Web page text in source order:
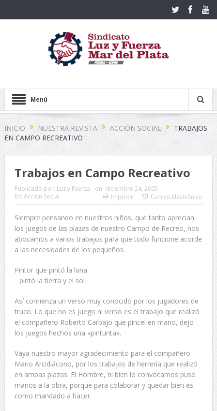
Menú
INICIO NUESTRA REVISTA ACCIÓN SOCIAL
TRABAJOS
EN CAMPO RECREATIVO
Trabajos en Campo Recreativo
Publicado por: Luz y Fuerza on: diciembre 24, 2005
En: Acción Social Imprimir Correo Electrónico
Siempre pensando en nuestros niños, que tanto aprecian
los juegos de las plazas de nuestro Campo de Recreo, nos
abocamos a varios trabajos para que todo funcione acorde
a las necesidades de los pequeños.
Pintor que pintó la luna
_ pintó la tierra y el sol
Así comienza un verso muy conocido por los jugadores de
truco. Lo que no es juego ni verso es el trabajo que realizó
el compañero Roberto Carbajo que pincel en mano, dejo
los juegos hechos una «pinturita».
Vaya nuestro mayor agradecimiento para el compañero
Mario Arcidiácono, por los trabajos de herrería que realizó
en ambas plazas: El Hombre, ni bien lo convocamos puso
manos a la obra, porque para colaborar y quedar bien es
como mandado a hacer.